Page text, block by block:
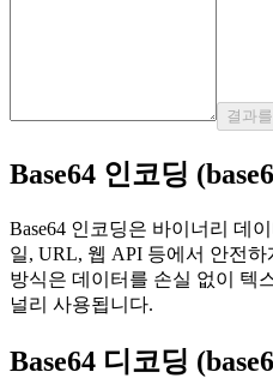
결과
Base64 인코딩
Base64 인코딩은 바이너리 데
일, URL, 웹 API 등에서 안전하
방식은 데이터를 손실 없이 텍
널리 사용됩니다.
Base64 디코딩